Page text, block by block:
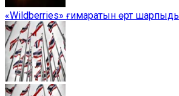
«Wildberries» ғимаратын өрт